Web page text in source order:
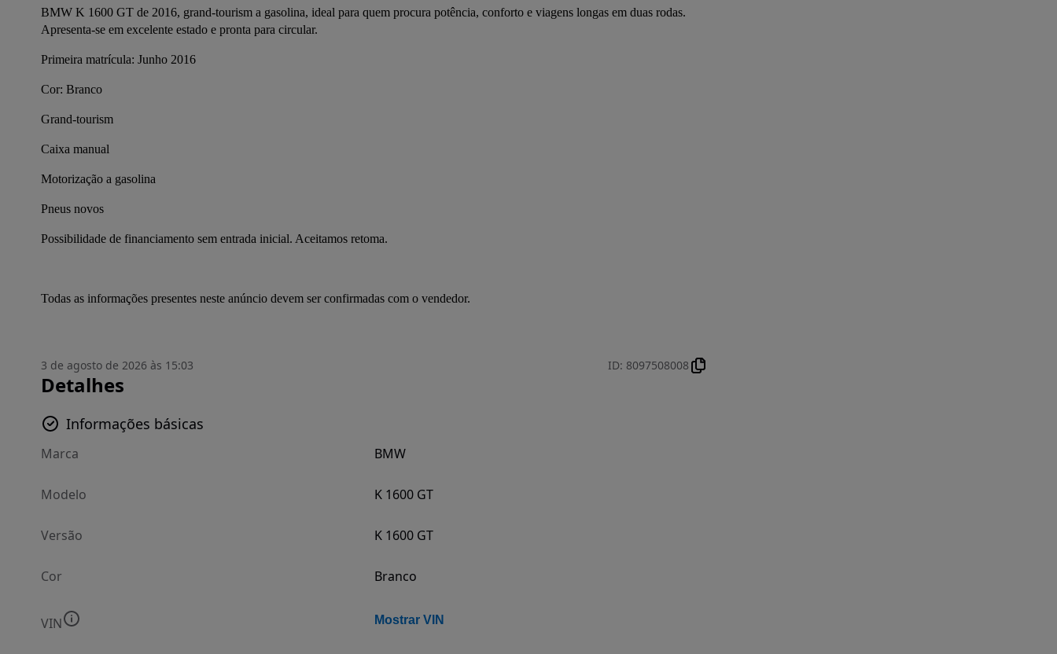
BMW K 1600 GT de 2016, grand-tourism a gasolina, ideal para quem procura potência, conforto e viagens longas em duas rodas.
Apresenta-se em excelente estado e pronta para circular.
Primeira matrícula: Junho 2016
Cor: Branco
Grand-tourism
Caixa manual
Motorização a gasolina
Pneus novos
Possibilidade de financiamento sem entrada inicial. Aceitamos retoma.
Todas as informações presentes neste anúncio devem ser confirmadas com o vendedor.
3 de agosto de 2026 às 15:03 ID: 8097508008
Detalhes
Informações básicas
Marca BMW
Modelo K 1600 GT
Versão K 1600 GT
Cor Branco
VIN Mostrar VIN